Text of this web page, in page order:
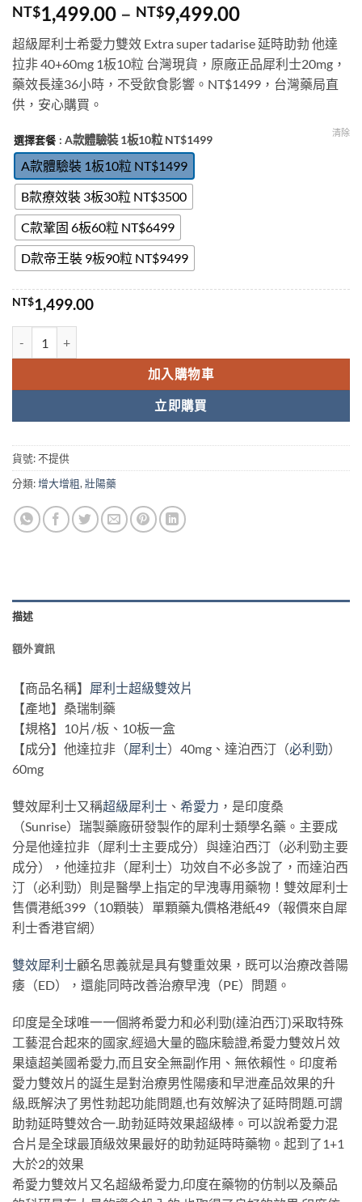
NT$1,499.00 – NT$9,499.00價
格
範
圍：
NT$1,499.00
NT$9,499.00
超級犀利士希愛力雙效 Extra super tadarise 延時助勃 他達
拉非 40+60mg 1板10粒 台灣現貨，原廠正品犀利士20mg，
藥效長達36小時，不受飲食影響。NT$1499，台灣藥局直
供，安心購買。
選擇套餐 : A款體驗裝 1板10粒 NT$1499
A款體驗裝 1板10粒 NT$1499
B款療效裝 3板30粒 NT$3500
C款鞏固 6板60粒 NT$6499
D款帝王裝 9板90粒 NT$9499
清除
NT$1,499.00
加入購物車
立即購買
貨號:不提供
分類:增大增粗, 壯陽藥
描述
額外資訊
【商品名稱】 犀利士超級雙效片
【產地】桑瑞制藥
【規格】10片/板、10板一盒
【成分】他達拉非（犀利士）40mg、達泊西汀（必利勁）
60mg
雙效犀利士又稱超級犀利士 、 希愛力 ，是印度桑
（Sunrise）瑞製藥廠研發製作的犀利士類學名藥。主要成
分是他達拉非（犀利士主要成分）與達泊西汀（必利勁主要
成分），他達拉非（犀利士）功效自不必多說了，而達泊西
汀（必利勁）則是醫學上指定的早洩專用藥物！雙效犀利士
售價港紙399（10顆裝）單顆藥丸價格港紙49（報價來自犀
利士香港官網）
雙效犀利士顧名思義就是具有雙重效果，既可以治療改善陽
痿（ED），還能同時改善治療早洩（PE）問題。
印度是全球唯一一個將希愛力和必利勁(達泊西汀)采取特殊
工藝混合起來的國家,經過大量的臨床驗證,希愛力雙效片效
果遠超美國希愛力,而且安全無副作用、無依賴性。印度希
愛力雙效片的誕生是對治療男性陽痿和早泄產品效果的升
級,既解決了男性勃起功能問題,也有效解決了延時問題.可謂
助勃延時雙效合一.助勃延時效果超級棒。可以說希愛力混
合片是全球最頂級效果最好的助勃延時時藥物。起到了1+1
大於2的效果
希愛力雙效片又名超級希愛力,印度在藥物的仿制以及藥品